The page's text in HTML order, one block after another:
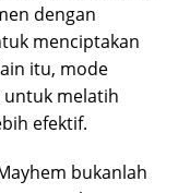
dengan
menciptakan
itu, mode
untuk melatih
efektif.
bukanlah